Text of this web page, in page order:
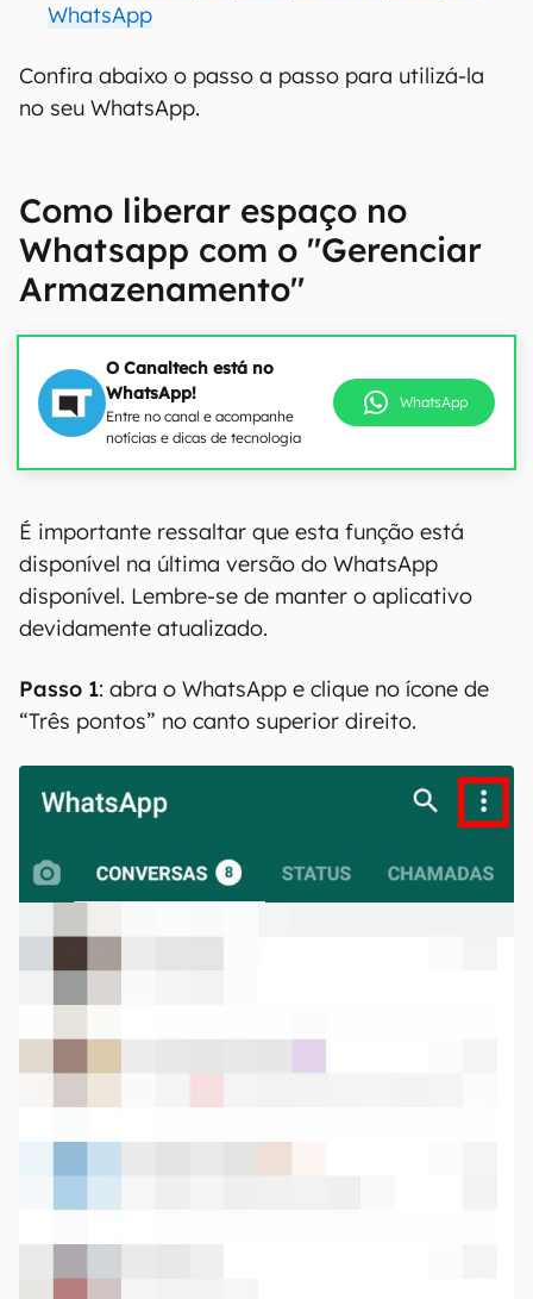
WhatsApp
Confira abaixo o passo a passo para utilizá-la
no seu WhatsApp.
Como liberar espaço no
Whatsapp com o "Gerenciar
Armazenamento"
O Canaltech está no
WhatsApp!
Entre no canal e acompanhe
notícias e dicas de tecnologia
WhatsApp
É importante ressaltar que esta função está
disponível na última versão do WhatsApp
disponível. Lembre-se de manter o aplicativo
devidamente atualizado.
Passo 1: abra o WhatsApp e clique no ícone de
“Três pontos” no canto superior direito.